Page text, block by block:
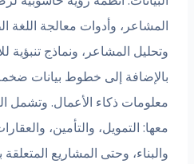
وأدوات معالجة اللغة
المشاعر، ونماذج تنبؤية
إلى خطوط بيانات ضخمة
ذكاء الأعمال. وتشمل
التمويل، والتأمين، والعقارات،
وحتى المشاريع المتعلقة